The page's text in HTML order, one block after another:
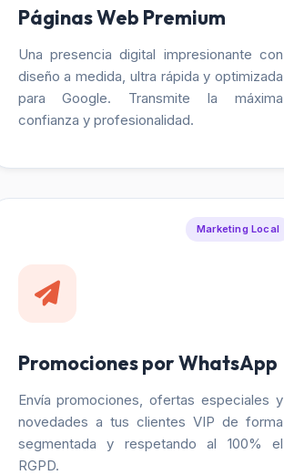
Páginas Web Premium
Una presencia digital impresionante con
diseño a medida, ultra rápida y optimizada
para Google. Transmite la máxima
confianza y profesionalidad.
Marketing Local
Promociones por WhatsApp
Envía promociones, ofertas especiales y
novedades a tus clientes VIP de forma
segmentada y respetando al 100% el
RGPD.